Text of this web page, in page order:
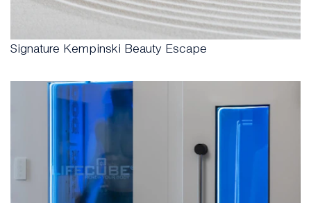
Signature Kempinski Beauty Escape